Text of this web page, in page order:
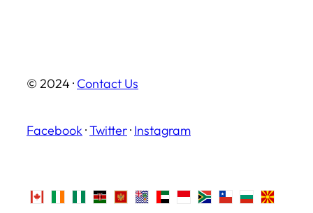
© 2024 · Contact Us
Facebook ·Twitter· Instagram